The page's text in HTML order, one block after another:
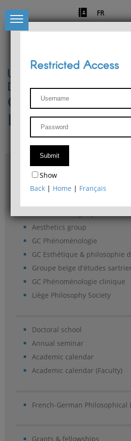
FR
University of Liège
Départment of
Center for
Research
Access & maps
Philosophy Department Library
Aesthetics group
GC Phénoménologie
GC Esthétique & philosophie
Groupe belge d'études
GC Phénoménologie clinique
Liège Philosophy Society
Doctoral school
Annual seminar
Academic calendar
Academic calendar (Faculty)
French-German Philosophical
Grants & fellowships
Restricted Access
Show
Back | Home | Français